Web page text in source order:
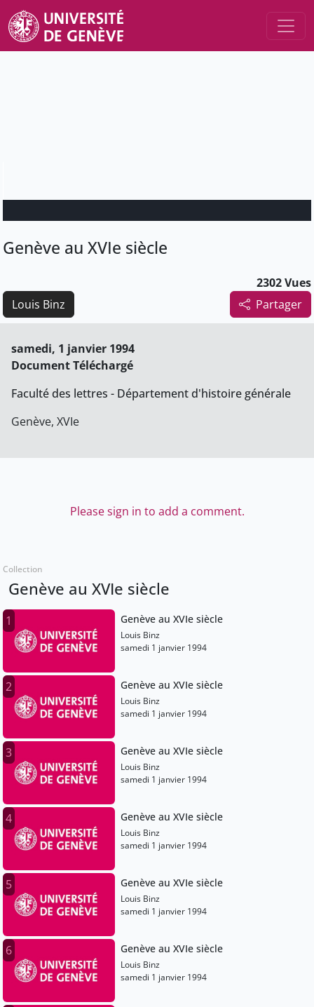
Genève au XVIe siècle
2302 Vues
Partager
Louis Binz
samedi, 1 janvier 1994
Document Téléchargé
Faculté des lettres - Département d'histoire générale
Genève, XVIe
Please sign in to add a comment.
Collection
Genève au XVIe siècle
1 Genève au XVIe siècle
Louis Binz
samedi 1 janvier 1994
2 Genève au XVIe siècle
Louis Binz
samedi 1 janvier 1994
3 Genève au XVIe siècle
Louis Binz
samedi 1 janvier 1994
4 Genève au XVIe siècle
Louis Binz
samedi 1 janvier 1994
5 Genève au XVIe siècle
Louis Binz
samedi 1 janvier 1994
6 Genève au XVIe siècle
Louis Binz
samedi 1 janvier 1994